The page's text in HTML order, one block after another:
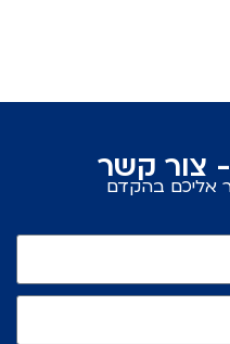
- צור קשר
אליכם בהקדם